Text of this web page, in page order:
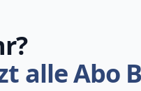
alle Abo